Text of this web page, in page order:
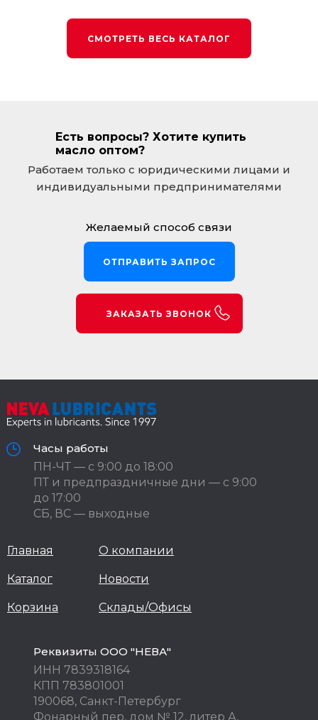
СМОТРЕТЬ ВЕСЬ КАТАЛОГ
Есть вопросы? Хотите купить
масло оптом?
Работаем только с юридическими лицами и
индивидуальными предпринимателями
Желаемый способ связи
ОТПРАВИТЬ ЗАПРОС
ЗАКАЗАТЬ ЗВОНОК
Часы работы
ПН-ЧТ — с 9:00 до 18:00
ПТ и предпраздничные дни — с 9:00
до 17:00
СБ, ВС — выходные
Главная
Каталог
Корзина
О компании
Новости
Склады/Офисы
Реквизиты ООО "НЕВА"
ИНН 7839318164
КПП 783801001
190068, Санкт-Петербург
Фонарный пер, дом № 12, литер А,